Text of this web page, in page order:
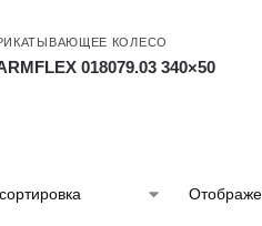
КОЛЕСО
018079.03 340×50